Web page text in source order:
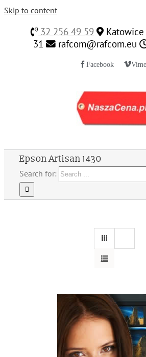
Skip to content
32 256 49 59
31
rafcom@rafcom.eu
Facebook
Epson Artisan 1430
Search for: